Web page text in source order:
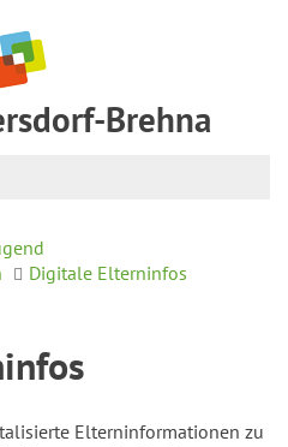
Brehna
Digitale Elterninfos
Elterninformationen zu